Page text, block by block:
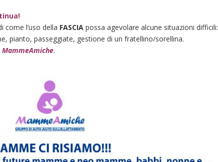
come l’uso della FASCIA possa agevolare alcune situazioni difficili:
pianto, passeggiate, gestione di un fratellino/sorellina.
MammeAmiche.